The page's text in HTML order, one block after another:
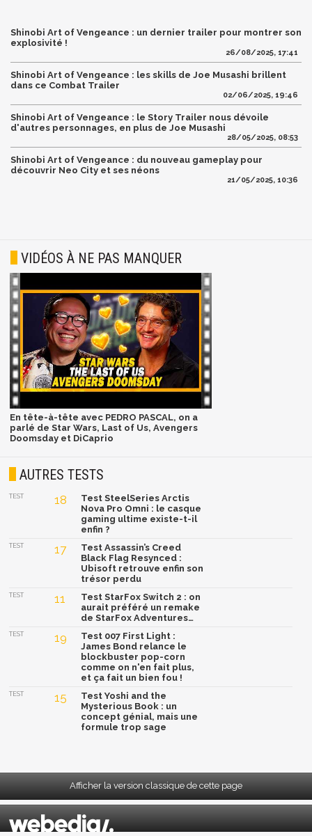
Shinobi Art of Vengeance : un dernier trailer pour montrer son
explosivité !
26/08/2025, 17:41
Shinobi Art of Vengeance : les skills de Joe Musashi brillent
dans ce Combat Trailer
02/06/2025, 19:46
Shinobi Art of Vengeance : le Story Trailer nous dévoile
d'autres personnages, en plus de Joe Musashi
28/05/2025, 08:53
Shinobi Art of Vengeance : du nouveau gameplay pour
découvrir Neo City et ses néons
21/05/2025, 10:36
VIDÉOS À NE PAS MANQUER
En tête-à-tête avec PEDRO PASCAL, on a
parlé de Star Wars, Last of Us, Avengers
Doomsday et DiCaprio
AUTRES TESTS
TEST 18
Test SteelSeries Arctis
Nova Pro Omni : le casque
gaming ultime existe-t-il
enfin ?
TEST 17
Test Assassin’s Creed
Black Flag Resynced :
Ubisoft retrouve enfin son
trésor perdu
TEST 11
Test StarFox Switch 2 : on
aurait préféré un remake
de StarFox Adventures…
TEST 19
Test 007 First Light :
James Bond relance le
blockbuster pop-corn
comme on n'en fait plus,
et ça fait un bien fou !
TEST 15
Test Yoshi and the
Mysterious Book : un
concept génial, mais une
formule trop sage
Afficher la version classique de cette page